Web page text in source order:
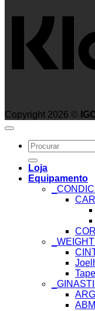
Copyright 2026 ©
Search
for:
Loja
Equipamento